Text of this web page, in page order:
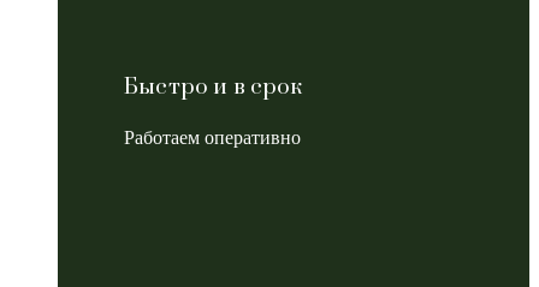
Быстро и в срок
Работаем оперативно